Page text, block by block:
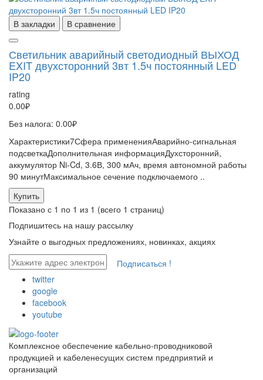
В закладки В сравнение
Светильник аварийный светодиодный ВЫХОД
EXIT двухсторонний 3вт 1.5ч постоянный LED
IP20
rating
0.00₽
Без налога: 0.00₽
Характеристики7Сфера примененияАварийно-сигнальная
подсветкаДополнительная информацияДухсторонний,
аккумулятор Ni-Cd, 3.6В, 300 мАч, время автономной работы
90 минутМаксимальное сечение подключаемого ..
Купить
Показано с 1 по 1 из 1 (всего 1 страниц)
Подпишитесь на нашу рассылку
Узнайте о выгодных предложениях, новинках, акциях
Подписаться !
twitter
google
facebook
youtube
Комплексное обеспечение кабельно-проводниковой
продукцией и кабеленесущих систем предприятий и
организаций